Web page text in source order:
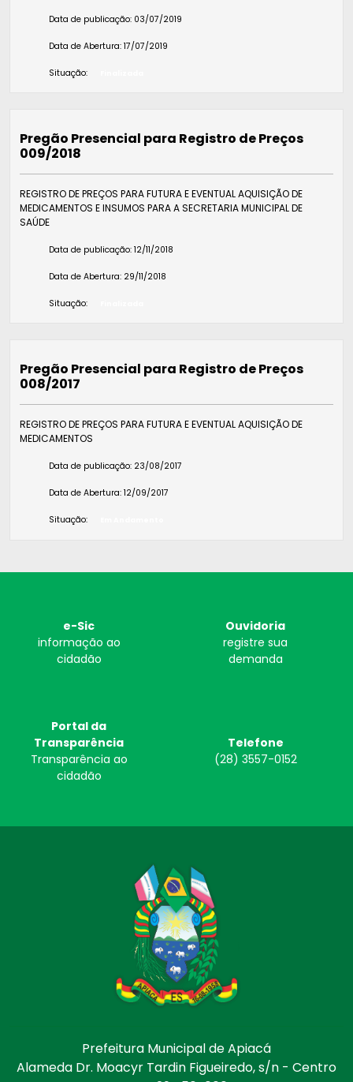
Data de publicação: 03/07/2019
Data de Abertura: 17/07/2019
Situação:
Pregão Presencial para Registro de Preços
009/2018
REGISTRO DE PREÇOS PARA FUTURA E EVENTUAL AQUISIÇÃO DE
MEDICAMENTOS E INSUMOS PARA A SECRETARIA MUNICIPAL DE
SAÚDE
Data de publicação: 12/11/2018
Data de Abertura: 29/11/2018
Situação:
Pregão Presencial para Registro de Preços
008/2017
REGISTRO DE PREÇOS PARA FUTURA E EVENTUAL AQUISIÇÃO DE
MEDICAMENTOS
Data de publicação: 23/08/2017
Data de Abertura: 12/09/2017
Situação:
e-Sic
informação ao
cidadão
Ouvidoria
registre sua
demanda
Portal da
Transparência
Transparência ao
cidadão
Telefone
(28) 3557-0152
Prefeitura Municipal de Apiacá
Alameda Dr. Moacyr Tardin Figueiredo, s/n - Centro